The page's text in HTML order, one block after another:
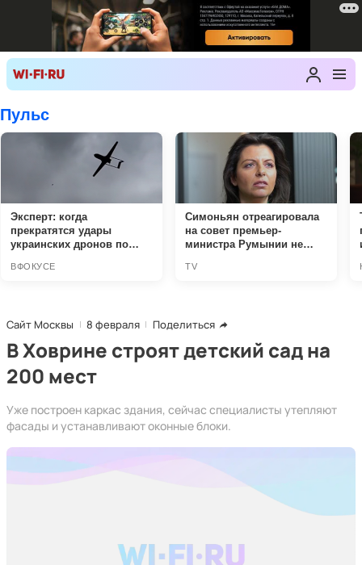
Сайт Москвы 8 февраля Поделиться
В Ховрине строят детский сад на
200 мест
Уже построен каркас здания, сейчас специалисты утепляют
фасады и устанавливают оконные блоки.